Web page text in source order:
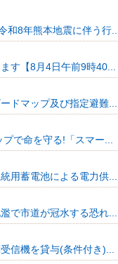
和8年熊本地震に伴う行...
す【8月4日午前9時40...
ドマップ及び指定避難...
で命を守る!「スマー...
用蓄電池による電力供...
で市道が冠水する恐れ...
信機を貸与(条件付き)...